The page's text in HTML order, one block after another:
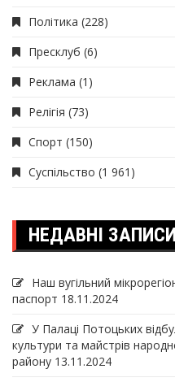
Політика (228)
Пресклуб (6)
Реклама (1)
Релігія (73)
Спорт (150)
Суспільство (1 961)
НЕДАВНІ ЗАПИСИ
Наш вугільний
паспорт 18.11.2024
У Палаці Потоцьких
культури та майстрів
району 13.11.2024